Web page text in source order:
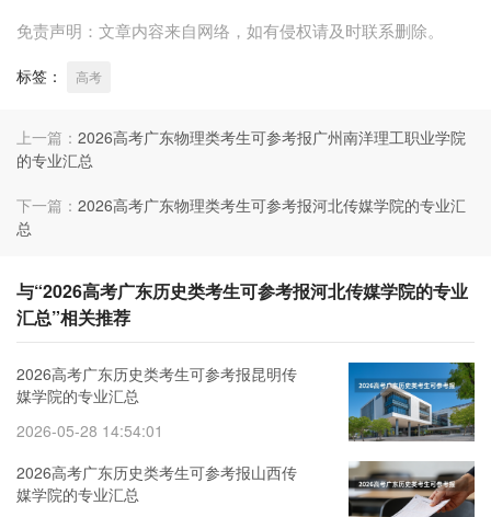
免责声明：文章内容来自网络，如有侵权请及时联系删除。
标签： 高考
上一篇： 2026高考广东物理类考生可参考报广州南洋理工职业学院
的专业汇总
下一篇： 2026高考广东物理类考生可参考报河北传媒学院的专业汇
总
与“2026高考广东历史类考生可参考报河北传媒学院的专业
汇总”相关推荐
2026高考广东历史类考生可参考报昆明传
媒学院的专业汇总
2026-05-28 14:54:01
2026高考广东历史类考生可参考报山西传
媒学院的专业汇总